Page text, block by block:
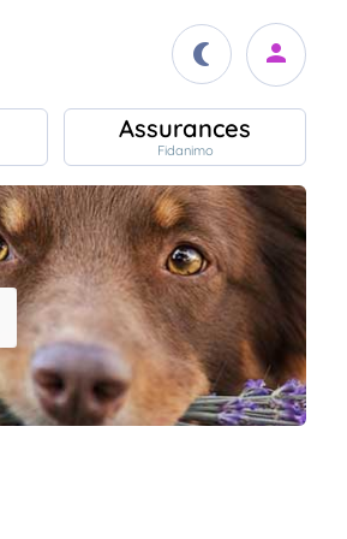
Assurances
Fidanimo